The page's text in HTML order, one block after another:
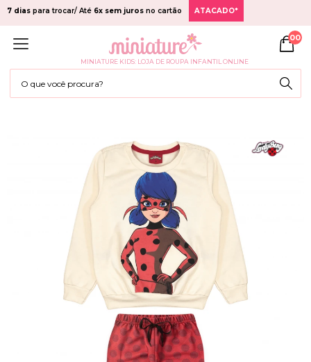
7 dias para trocar/ Até 6x sem juros no cartão ATACADO*
MINIATURE KIDS: LOJA DE ROUPA INFANTIL ONLINE
00